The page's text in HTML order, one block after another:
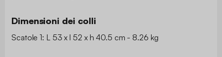
Dimensioni dei colli
Scatole 1: L 53 x l 52 x h 40.5 cm - 8.26 kg